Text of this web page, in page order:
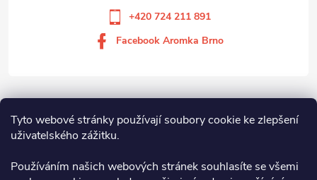
Tyto webové stránky používají soubory cookie ke zlepšení
uživatelského zážitku.
Používáním našich webových stránek souhlasíte se všemi
Vše o nákupu
Aromka Brno s.r.o
+420 724 211 891
Facebook Aromka Brno